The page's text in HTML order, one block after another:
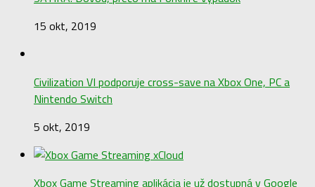
15 okt, 2019
Civilization VI podporuje cross-save na Xbox One, PC a
Nintendo Switch
5 okt, 2019
Xbox Game Streaming aplikácia je už dostupná v Google